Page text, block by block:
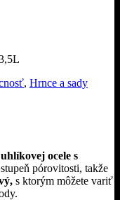
, Hrnce a sady
ocele s
pórovitosti, takže
s ktorým môžete variť